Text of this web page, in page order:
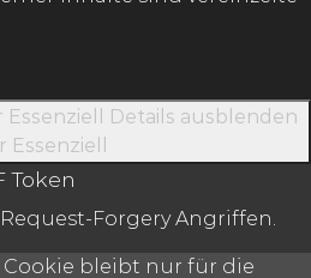
Details ausblenden
Essenziell
Token
Forgery Angriffen.
Cookie bleibt nur für die